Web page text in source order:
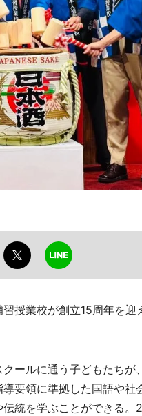
授業校が創立15周年を迎
ールに通う子どもたちが
要領に準拠した国語や社
統を学ぶことができる。